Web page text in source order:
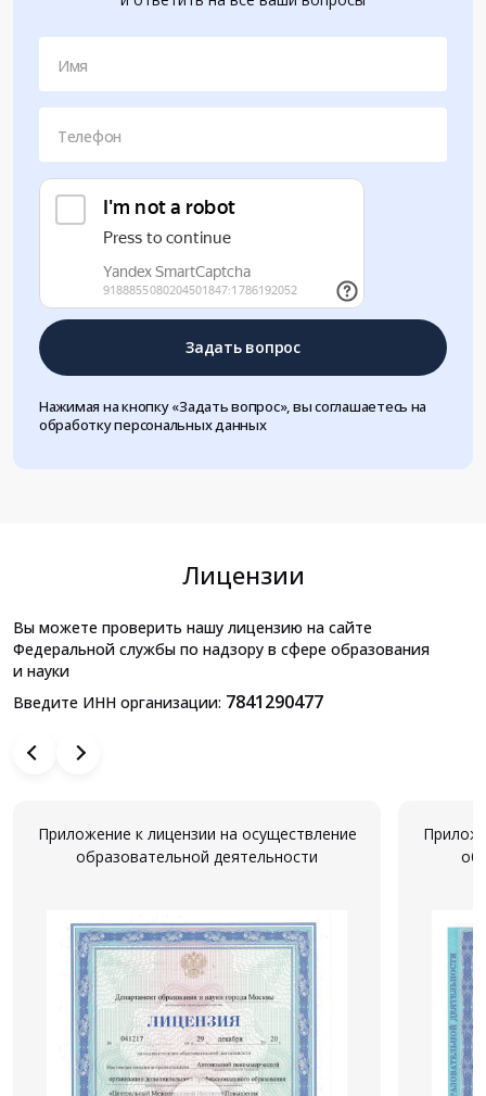
Имя
Телефон
Задать вопрос
Нажимая на кнопку «Задать вопрос», вы соглашаетесь на
обработку персональных данных
Лицензии
Вы можете проверить нашу лицензию на сайте
Федеральной службы по надзору в сфере образования
и науки
Введите ИНН организации: 7841290477
Приложение к лицензии на осуществление
образовательной деятельности